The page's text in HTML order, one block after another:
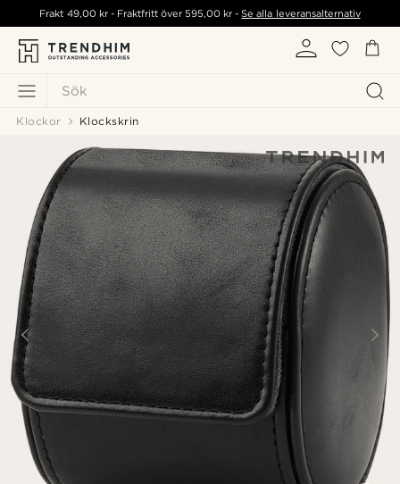
Sök
Frakt 49,00 kr- Fraktfritt över595,00 kr -Se alla leveransalternativ
Klockor Klockskrin